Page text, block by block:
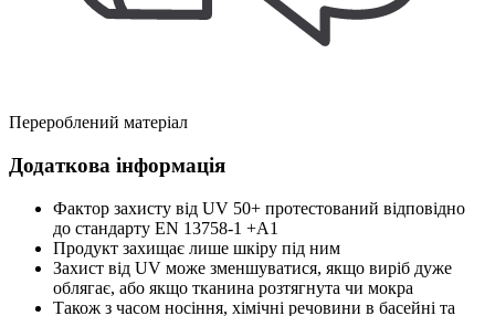
Перероблений матеріал
Додаткова інформація
Фактор захисту від UV 50+ протестований відповідно
до стандарту EN 13758-1 +A1
Продукт захищає лише шкіру під ним
Захист від UV може зменшуватися, якщо виріб дуже
облягає, або якщо тканина розтягнута чи мокра
Також з часом носіння, хімічні речовини в басейні та